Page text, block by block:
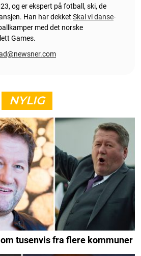
og er ekspert på fotball, ski, de
Han har dekket Skal vi danse-
med det norske
Games.
NYLIG
tusenvis fra flere kommuner